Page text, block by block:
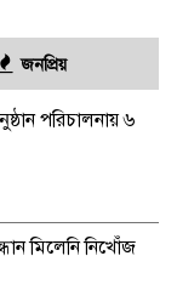
জনপ্রিয়
পরিচালনায় ৬
মিলেনি নিখোঁজ